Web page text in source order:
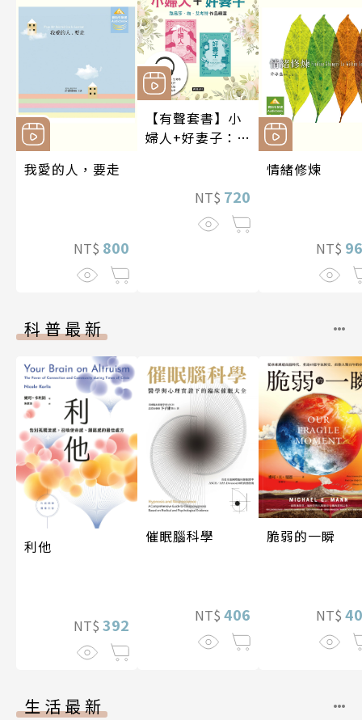
我愛的人，要走
NT$ 800
【有聲套書】小
婦人+好妻子：路
NT$ 720
情緒修煉
NT$
科普最新
利他
NT$ 392
催眠腦科學
NT$ 406
脆弱的一瞬
NT$
生活最新